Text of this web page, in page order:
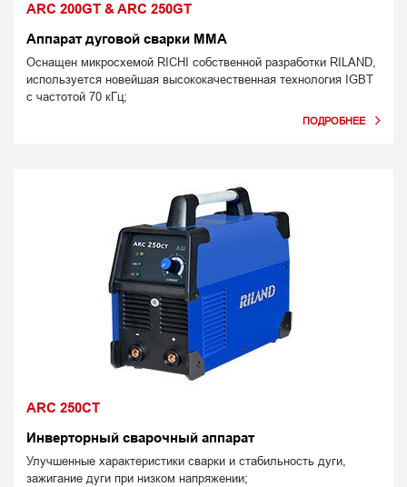
ARC 200GT & ARC 250GT
Аппарат дуговой сварки MMA
Оснащен микросхемой RICHI собственной разработки RILAND,
используется новейшая высококачественная технология IGBT
с частотой 70 кГц;
ARC 250CT
Инверторный сварочный аппарат
Улучшенные характеристики сварки и стабильность дуги,
зажигание дуги при низком напряжении;